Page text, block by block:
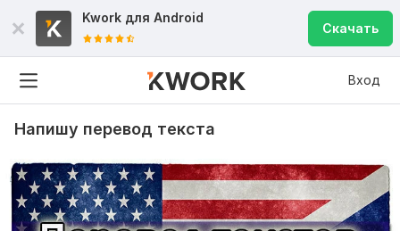
Kwork для Android
Скачать
Вход
Напишу перевод текста